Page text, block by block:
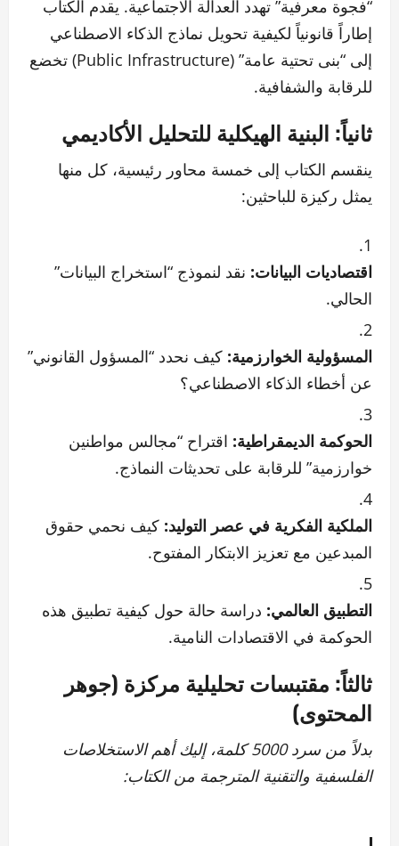
“فجوة معرفية” تهدد العدالة الاجتماعية. يقدم الكتاب
إطاراً قانونياً لكيفية تحويل نماذج الذكاء الاصطناعي
إلى “بنى تحتية عامة” (Public Infrastructure) تخضع
للرقابة والشفافية.
ثانياً: البنية الهيكلية للتحليل الأكاديمي
ينقسم الكتاب إلى خمسة محاور رئيسية، كل منها
يمثل ركيزة للباحثين:
اقتصاديات البيانات: نقد لنموذج “استخراج البيانات”
الحالي.
المسؤولية الخوارزمية: كيف نحدد “المسؤول القانوني”
عن أخطاء الذكاء الاصطناعي؟
الحوكمة الديمقراطية: اقتراح “مجالس مواطنين
خوارزمية” للرقابة على تحديثات النماذج.
الملكية الفكرية في عصر التوليد: كيف نحمي حقوق
المبدعين مع تعزيز الابتكار المفتوح.
التطبيق العالمي: دراسة حالة حول كيفية تطبيق هذه
الحوكمة في الاقتصادات النامية.
ثالثاً: مقتبسات تحليلية مركزة (جوهر
المحتوى)
بدلاً من سرد 5000 كلمة، إليك أهم الاستخلاصات
الفلسفية والتقنية المترجمة من الكتاب: